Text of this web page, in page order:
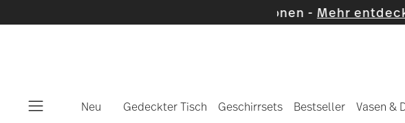
Mehr entdecken
Neu Gedeckter Tisch Geschirrsets Bestseller Vasen &